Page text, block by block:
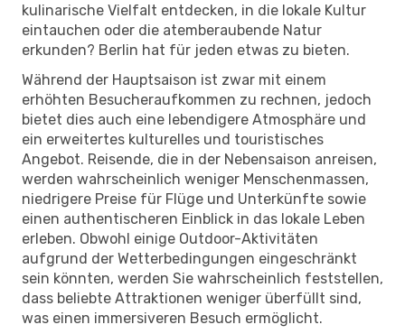
kulinarische Vielfalt entdecken, in die lokale Kultur
eintauchen oder die atemberaubende Natur
erkunden? Berlin hat für jeden etwas zu bieten.
Während der Hauptsaison ist zwar mit einem
erhöhten Besucheraufkommen zu rechnen, jedoch
bietet dies auch eine lebendigere Atmosphäre und
ein erweitertes kulturelles und touristisches
Angebot. Reisende, die in der Nebensaison anreisen,
werden wahrscheinlich weniger Menschenmassen,
niedrigere Preise für Flüge und Unterkünfte sowie
einen authentischeren Einblick in das lokale Leben
erleben. Obwohl einige Outdoor-Aktivitäten
aufgrund der Wetterbedingungen eingeschränkt
sein könnten, werden Sie wahrscheinlich feststellen,
dass beliebte Attraktionen weniger überfüllt sind,
was einen immersiveren Besuch ermöglicht.